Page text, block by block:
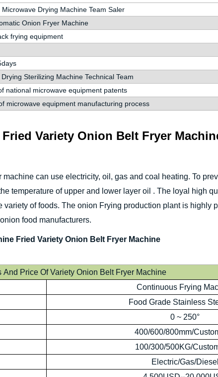
Microwave Drying Machine Team Saler
Onion Fryer Machine
frying equipment
Sterilizing Machine Technical Team
national microwave equipment patents
microwave equipment manufacturing process
Variety Onion Belt Fryer
can use electricity, oil, gas and coal heating. To
temperature of upper and lower layer oil . The loyal high
of foods. The onion Frying production plant is highly
food manufacturers.
Fried Variety Onion Belt Fryer Machine
And Price Of Variety Onion Belt Fryer Machine
Continuous Frying
Food Grade Stainless
0 ~ 250°
400/600/800mm/
100/300/500KG/
Electric/Gas/Diesel